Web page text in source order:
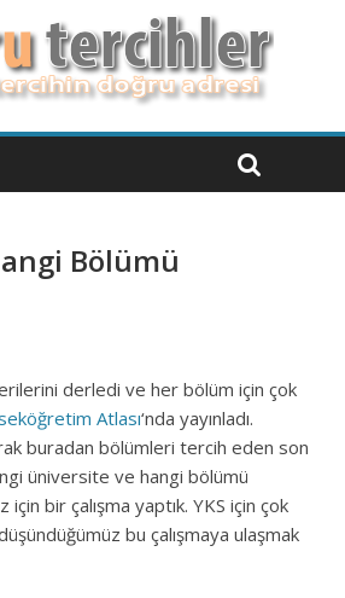
Bölümü
derledi ve her bölüm için çok
Atlası‘nda yayınladı.
buradan bölümleri tercih eden son
üniversite ve hangi bölümü
için bir çalışma yaptık. YKS için çok
bu çalışmaya ulaşmak